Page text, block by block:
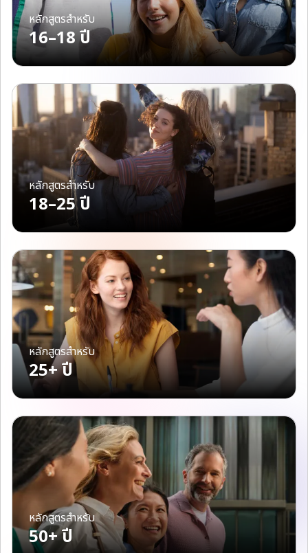
หลักสูตรสำหรับ
16–18 ปี
หลักสูตรสำหรับ
18–25 ปี
หลักสูตรสำหรับ
25+ ปี
หลักสูตรสำหรับ
50+ ปี